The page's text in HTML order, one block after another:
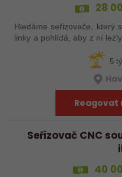
28
Hledáme seřizovače, který
linky a pohlídá, aby z ní
5
Reagovat
Seřizovač CNC
40